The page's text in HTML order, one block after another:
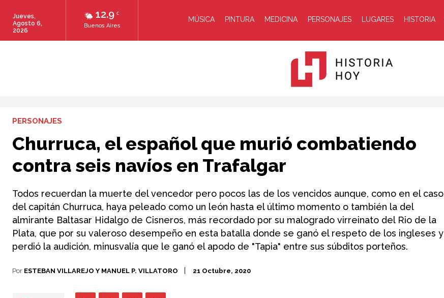
12.9 C
Buenos Aires
Jueves,
Agosto 6,
2026
MÚSICA PINTURA MEDICINA PERSONAJES LUGARES HISTORIA
Hoy
PERSONAJES
Churruca, el español que murió combatiendo
contra seis navíos en Trafalgar
Todos recuerdan la muerte del vencedor pero pocos las de los vencidos aunque, como en el caso
del capitán Churruca, haya peleado como un león hasta el último momento o también la del
almirante Baltasar Hidalgo de Cisneros, más recordado por su malogrado virreinato del Rio de la
Plata, que por su valeroso desempeño en esta batalla donde se ganó el respeto de los ingleses y
perdió la audición, minusvalía que le ganó el apodo de "Tapia" entre sus súbditos porteños.
Por ESTEBAN VILLAREJO Y MANUEL P. VILLATORO 21 Octubre, 2020